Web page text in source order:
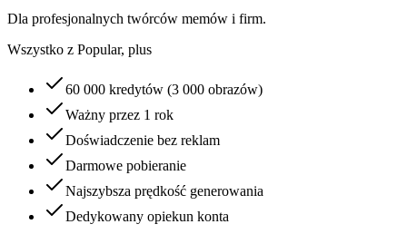
Dla profesjonalnych twórców memów i firm.
Wszystko z Popular, plus
60 000 kredytów (3 000 obrazów)
Ważny przez 1 rok
Doświadczenie bez reklam
Darmowe pobieranie
Najszybsza prędkość generowania
Dedykowany opiekun konta